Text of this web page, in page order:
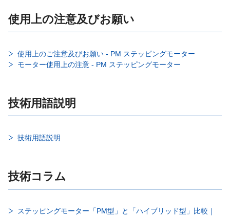
使用上の注意及びお願い
使用上のご注意及びお願い - PM ステッピングモーター
モーター使用上の注意 - PM ステッピングモーター
技術用語説明
技術用語説明
技術コラム
ステッピングモーター「PM型」と「ハイブリッド型」比較｜